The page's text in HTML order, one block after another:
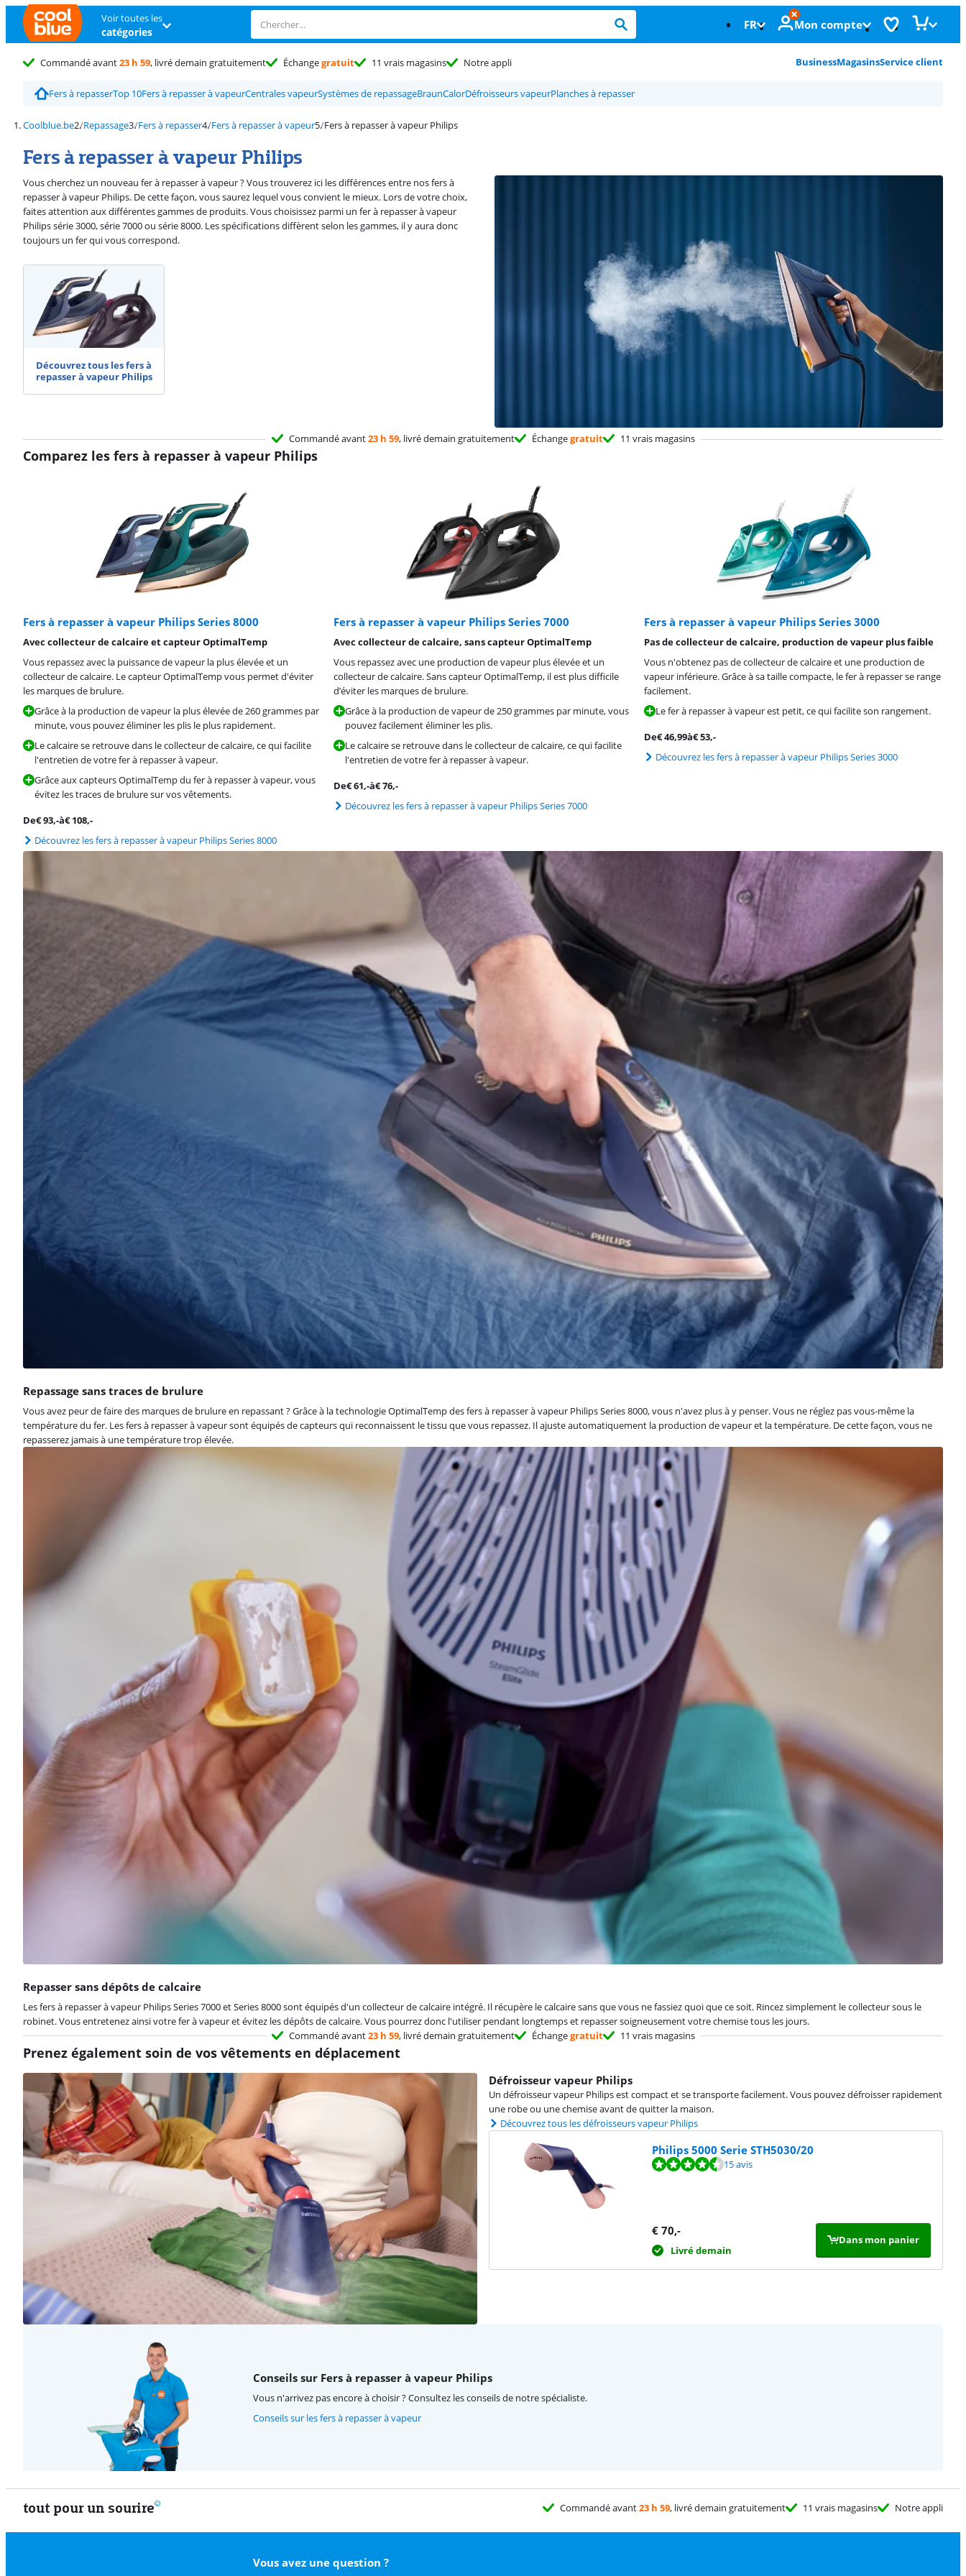
Voir toutes les
catégories FR Mon compte
Commandé avant23 h 59, livré demain gratuitement Échangegratuit 11 vrais magasins Notre appli BusinessMagasinsService client
Fers à repasserTop 10Fers à repasser à vapeurCentrales vapeurSystèmes de repassageBraunCalorDéfroisseurs vapeurPlanches à repasser
Coolblue.be Repassage Fers à repasser Fers à repasser à vapeur Fers à repasser à vapeur Philips
Fers à repasser à vapeur Philips
Vous cherchez un nouveau fer à repasser à vapeur ? Vous trouverez ici les différences entre nos fers à
repasser à vapeur Philips. De cette façon, vous saurez lequel vous convient le mieux. Lors de votre choix,
faites attention aux différentes gammes de produits. Vous choisissez parmi un fer à repasser à vapeur
Philips série 3000, série 7000 ou série 8000. Les spécifications diffèrent selon les gammes, il y aura donc
toujours un fer qui vous correspond.
Découvrez tous les fers à
repasser à vapeur Philips
Commandé avant23 h 59, livré demain gratuitement Échangegratuit 11 vrais magasins
Comparez les fers à repasser à vapeur Philips
Fers à repasser à vapeur Philips Series 8000
Avec collecteur de calcaire et capteur OptimalTemp
Vous repassez avec la puissance de vapeur la plus élevée et un
collecteur de calcaire. Le capteur OptimalTemp vous permet d'éviter
les marques de brulure.
Grâce à la production de vapeur la plus élevée de 260 grammes par
minute, vous pouvez éliminer les plis le plus rapidement.
Le calcaire se retrouve dans le collecteur de calcaire, ce qui facilite
l'entretien de votre fer à repasser à vapeur.
Grâce aux capteurs OptimalTemp du fer à repasser à vapeur, vous
évitez les traces de brulure sur vos vêtements.
De€93,-à€108,-
Découvrez les fers à repasser à vapeur Philips Series 8000
Fers à repasser à vapeur Philips Series 7000
Avec collecteur de calcaire, sans capteur OptimalTemp
Vous repassez avec une production de vapeur plus élevée et un
collecteur de calcaire. Sans capteur OptimalTemp, il est plus difficile
d’éviter les marques de brulure.
Grâce à la production de vapeur de 250 grammes par minute, vous
pouvez facilement éliminer les plis.
Le calcaire se retrouve dans le collecteur de calcaire, ce qui facilite
l'entretien de votre fer à repasser à vapeur.
De€61,-à€76,-
Découvrez les fers à repasser à vapeur Philips Series 7000
Fers à repasser à vapeur Philips Series 3000
Pas de collecteur de calcaire, production de vapeur plus faible
Vous n'obtenez pas de collecteur de calcaire et une production de
vapeur inférieure. Grâce à sa taille compacte, le fer à repasser se range
facilement.
Le fer à repasser à vapeur est petit, ce qui facilite son rangement.
De€46,99à€53,-
Découvrez les fers à repasser à vapeur Philips Series 3000
Repassage sans traces de brulure
Vous avez peur de faire des marques de brulure en repassant ? Grâce à la technologie OptimalTemp des fers à repasser à vapeur Philips Series 8000, vous n'avez plus à y penser. Vous ne réglez pas vous-même la
température du fer. Les fers à repasser à vapeur sont équipés de capteurs qui reconnaissent le tissu que vous repassez. Il ajuste automatiquement la production de vapeur et la température. De cette façon, vous ne
repasserez jamais à une température trop élevée.
Repasser sans dépôts de calcaire
Les fers à repasser à vapeur Philips Series 7000 et Series 8000 sont équipés d'un collecteur de calcaire intégré. Il récupère le calcaire sans que vous ne fassiez quoi que ce soit. Rincez simplement le collecteur sous le
robinet. Vous entretenez ainsi votre fer à vapeur et évitez les dépôts de calcaire. Vous pourrez donc l'utiliser pendant longtemps et repasser soigneusement votre chemise tous les jours.
Commandé avant23 h 59, livré demain gratuitement Échangegratuit 11 vrais magasins
Prenez également soin de vos vêtements en déplacement
Défroisseur vapeur Philips
Un défroisseur vapeur Philips est compact et se transporte facilement. Vous pouvez défroisser rapidement
une robe ou une chemise avant de quitter la maison.
Découvrez tous les défroisseurs vapeur Philips
Philips 5000 Serie STH5030/20
La note est de 9,1 sur 10, basée sur 15 avis. 15 avis
€ 70,-
Livré demain
Dans mon panier
Conseils sur Fers à repasser à vapeur Philips
Vous n'arrivez pas encore à choisir ? Consultez les conseils de notre spécialiste.
Conseils sur les fers à repasser à vapeur
tout pour un sourire Commandé avant23 h 59, livré demain gratuitement 11 vrais magasins Notre appli
Vous avez une question ?